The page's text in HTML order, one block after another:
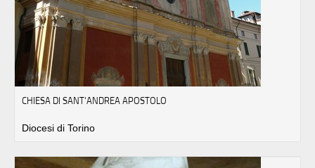
CHIESA DI SANT'ANDREA APOSTOLO
Diocesi di Torino